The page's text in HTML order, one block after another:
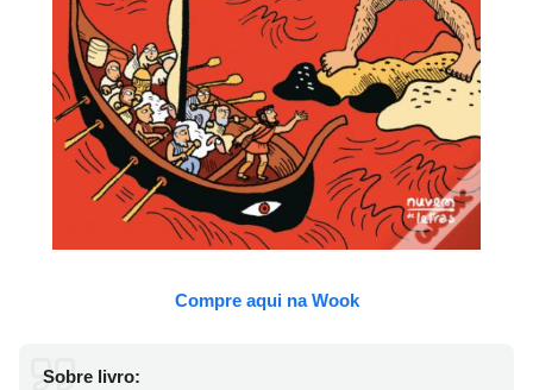
Compre aqui na Wook
Sobre livro: